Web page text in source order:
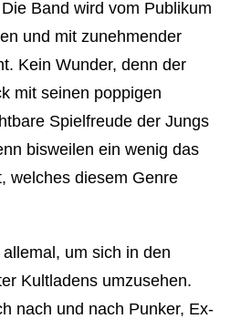
Band wird vom Publikum
und mit zunehmender
Kein Wunder, denn der
mit seinen poppigen
Spielfreude der Jungs
bisweilen ein wenig das
welches diesem Genre
um sich in den
Kultladens umzusehen.
nach und nach Punker, Ex-